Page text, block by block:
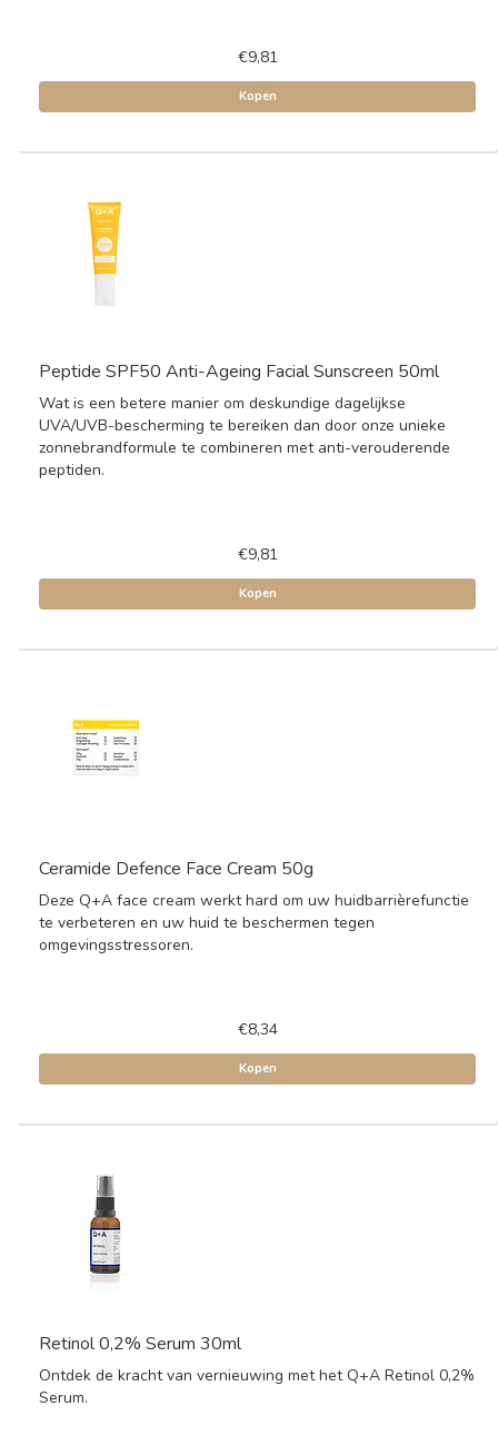
€9,81
Kopen
Peptide SPF50 Anti-Ageing Facial Sunscreen 50ml
Wat is een betere manier om deskundige dagelijkse
UVA/UVB-bescherming te bereiken dan door onze unieke
zonnebrandformule te combineren met anti-verouderende
peptiden.
€9,81
Kopen
Ceramide Defence Face Cream 50g
Deze Q+A face cream werkt hard om uw huidbarrièrefunctie
te verbeteren en uw huid te beschermen tegen
omgevingsstressoren.
€8,34
Kopen
Retinol 0,2% Serum 30ml
Ontdek de kracht van vernieuwing met het Q+A Retinol 0,2%
Serum.